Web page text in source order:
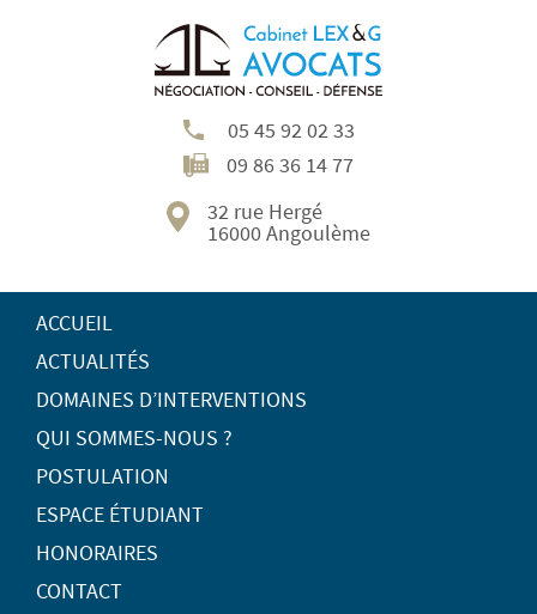
05 45 92 02 33
09 86 36 14 77
32 rue Hergé
16000 Angoulème
ACCUEIL
ACTUALITÉS
DOMAINES D’INTERVENTIONS
QUI SOMMES-NOUS ?
POSTULATION
ESPACE ÉTUDIANT
HONORAIRES
CONTACT